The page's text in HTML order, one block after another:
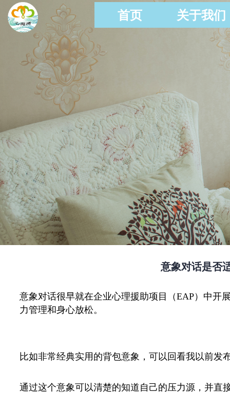
首页 关于我们
意象对话是否
意象对话很早就在企业心理援助项目（EAP）中开
力管理和身心放松。
比如非常经典实用的背包意象，可以回看我以前发
通过这个意象可以清楚的知道自己的压力源，并直